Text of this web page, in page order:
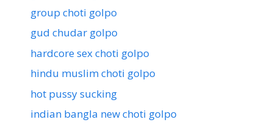
group choti golpo
gud chudar golpo
hardcore sex choti golpo
hindu muslim choti golpo
hot pussy sucking
indian bangla new choti golpo